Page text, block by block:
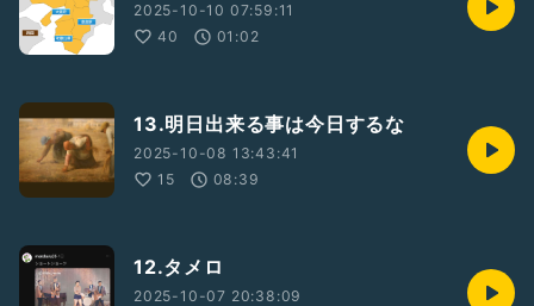
2025-10-10 07:59:11
40
01:02
13.明日出来る事は今日するな
2025-10-08 13:43:41
15
08:39
12.タメロ
2025-10-07 20:38:09